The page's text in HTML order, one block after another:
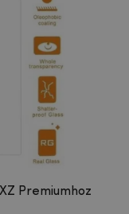
Premiumhoz